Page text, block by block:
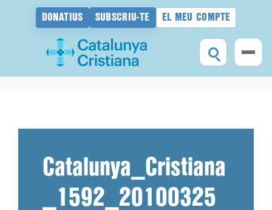
DONATIUS SUBSCRIU-TE EL MEU COMPTE
Catalunya_Cristiana
_1592_20100325